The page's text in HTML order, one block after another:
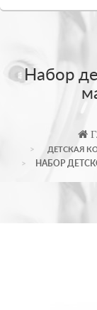
Набор
ДЕТСКАЯ
НАБОР